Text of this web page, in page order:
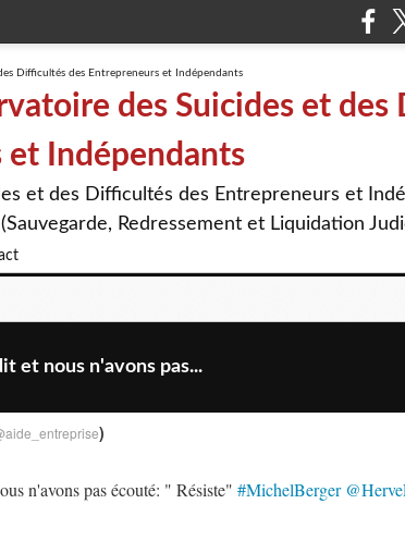
des Suicides et
et Indépendants
et des Difficultés des Entrepreneurs et
Redressement et Liquidation
et nous n'avons pas...
n'avons pas écouté: " Résiste" #MichelBerger
)